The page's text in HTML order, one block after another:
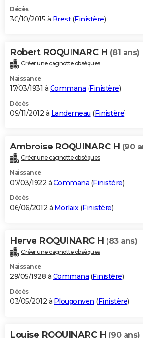
Décès
30/10/2015 à Brest(Finistère)
Robert ROQUINARC H (81 ans)
Créer une cagnotte obsèques
Naissance
17/03/1931 à Commana (Finistère)
Décès
09/11/2012 à Landerneau (Finistère)
Ambroise ROQUINARC H (90
Créer une cagnotte obsèques
Naissance
07/03/1922 à Commana (Finistère)
Décès
06/06/2012 à Morlaix (Finistère)
Herve ROQUINARC H (83 ans)
Créer une cagnotte obsèques
Naissance
29/05/1928 à Commana (Finistère)
Décès
03/05/2012 à Plougonven (Finistère)
Louise ROQUINARC H (90 ans)